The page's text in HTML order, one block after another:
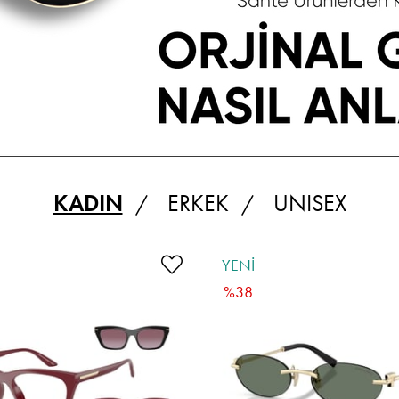
KADIN ERKEK UNISEX
%38
YENI
ÜRÜN